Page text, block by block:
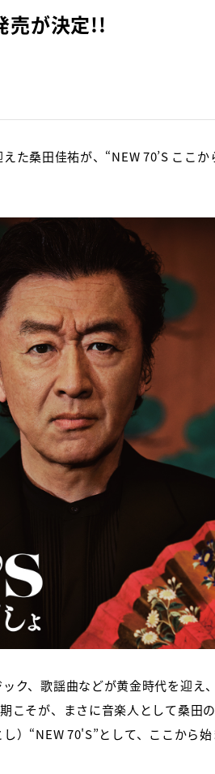
売が決定!!
た桑田佳祐が、“NEW 70’S ここ
ク、歌謡曲などが黄金時代を迎え
こそが、まさに音楽人として桑田
）“NEW 70'S”として、ここから始